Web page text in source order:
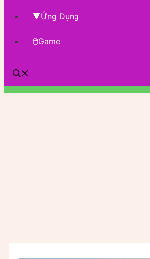
🔻Ứng Dụng
🖱Game